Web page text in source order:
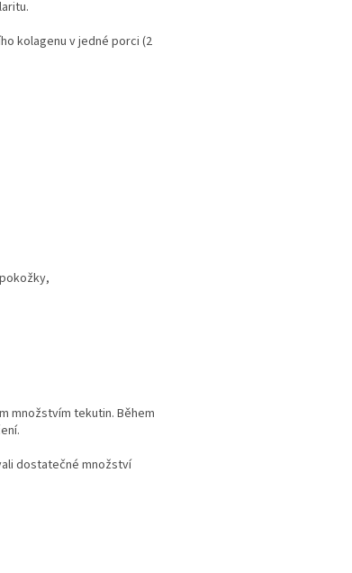
kolagenu v jedné porci (2
množstvím tekutin. Během
dostatečné množství